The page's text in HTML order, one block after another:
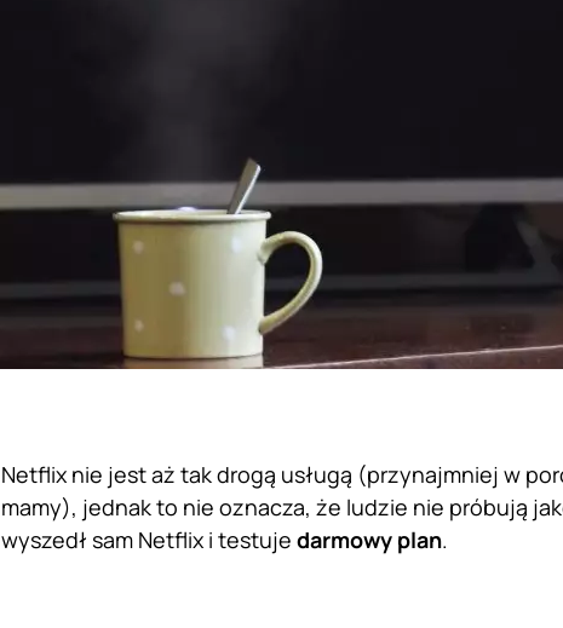
Netflix nie jest aż tak drogą usługą (przynajmniej w
mamy), jednak to nie oznacza, że ludzie nie próbują
wyszedł sam Netflix i testuje darmowy plan.